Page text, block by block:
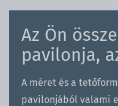
Az Ön
pavilonja,
A méret és a
pavilonjából valami